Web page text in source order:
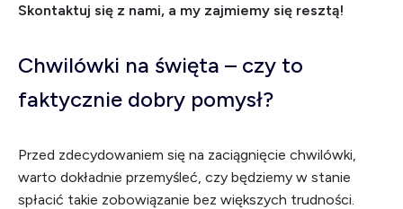
Skontaktuj się z nami, a my zajmiemy się resztą!
Chwilówki na święta – czy to
faktycznie dobry pomysł?
Przed zdecydowaniem się na zaciągnięcie chwilówki,
warto dokładnie przemyśleć, czy będziemy w stanie
spłacić takie zobowiązanie bez większych trudności.